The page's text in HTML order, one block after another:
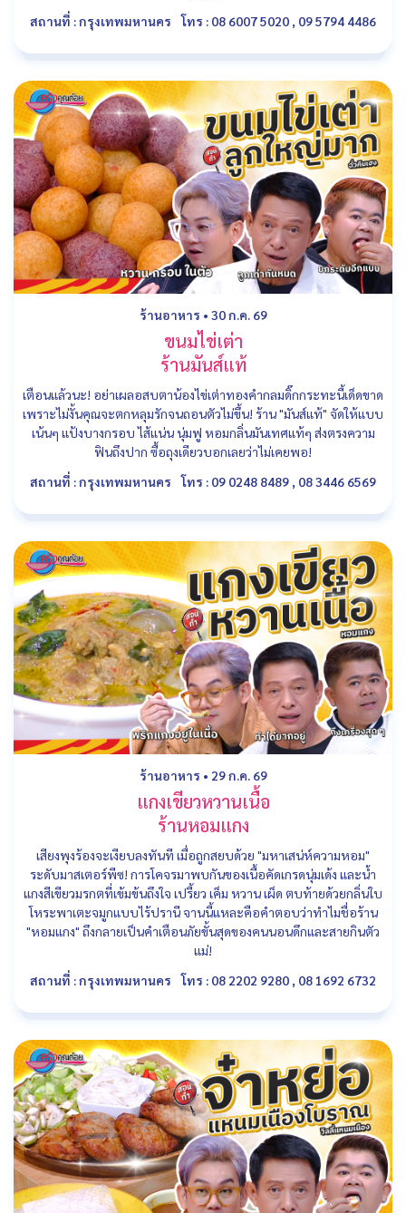
สถานที่ : กรุงเทพมหานคร
โทร : 08 6007 5020 , 09 5794 4486
ร้านอาหาร • 30 ก.ค. 69
ขนมไข่เต่า
ร้านมันส์แท้
เตือนแล้วนะ! อย่าเผลอสบตาน้องไข่เต่าทองคำกลมดิ๊กกระทะนี้เด็ดขาด
เพราะไม่งั้นคุณจะตกหลุมรักจนถอนตัวไม่ขึ้น! ร้าน "มันส์แท้" จัดให้แบบ
เน้นๆ แป้งบางกรอบ ไส้แน่น นุ่มฟู หอมกลิ่นมันเทศแท้ๆ ส่งตรงความ
ฟินถึงปาก ซื้อถุงเดียวบอกเลยว่าไม่เคยพอ!
สถานที่ : กรุงเทพมหานคร
โทร : 09 0248 8489 , 08 3446 6569
ร้านอาหาร • 29 ก.ค. 69
แกงเขียวหวานเนื้อ
ร้านหอมแกง
เสียงพุงร้องจะเงียบลงทันที เมื่อถูกสยบด้วย "มหาเสน่ห์ความหอม"
ระดับมาสเตอร์พีซ! การโคจรมาพบกันของเนื้อคัดเกรดนุ่มเด้ง และน้ำ
แกงสีเขียวมรกตที่เข้มข้นถึงใจ เปรี้ยว เค็ม หวาน เผ็ด ตบท้ายด้วยกลิ่นใบ
โหระพาเตะจมูกแบบไร้ปรานี จานนี้แหละคือคำตอบว่าทำไมชื่อร้าน
"หอมแกง" ถึงกลายเป็นคำเตือนภัยขั้นสุดของคนนอนดึกและสายกินตัว
แม่!
สถานที่ : กรุงเทพมหานคร
โทร : 08 2202 9280 , 08 1692 6732